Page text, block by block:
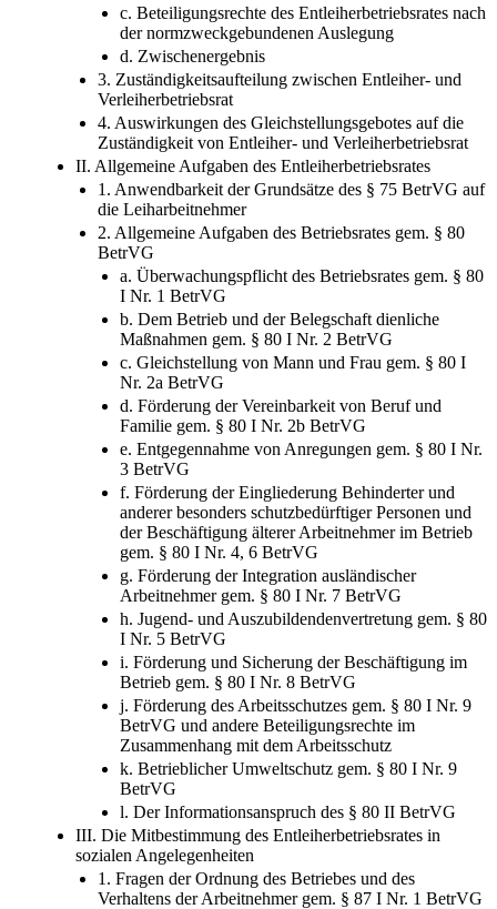
c. Beteiligungsrechte des Entleiherbetriebsrates nach
der normzweckgebundenen Auslegung
d. Zwischenergebnis
3. Zuständigkeitsaufteilung zwischen Entleiher- und
Verleiherbetriebsrat
4. Auswirkungen des Gleichstellungsgebotes auf die
Zuständigkeit von Entleiher- und Verleiherbetriebsrat
II. Allgemeine Aufgaben des Entleiherbetriebsrates
1. Anwendbarkeit der Grundsätze des § 75 BetrVG auf
die Leiharbeitnehmer
2. Allgemeine Aufgaben des Betriebsrates gem. § 80
BetrVG
a. Überwachungspflicht des Betriebsrates gem. § 80
I Nr. 1 BetrVG
b. Dem Betrieb und der Belegschaft dienliche
Maßnahmen gem. § 80 I Nr. 2 BetrVG
c. Gleichstellung von Mann und Frau gem. § 80 I
Nr. 2a BetrVG
d. Förderung der Vereinbarkeit von Beruf und
Familie gem. § 80 I Nr. 2b BetrVG
e. Entgegennahme von Anregungen gem. § 80 I Nr.
3 BetrVG
f. Förderung der Eingliederung Behinderter und
anderer besonders schutzbedürftiger Personen und
der Beschäftigung älterer Arbeitnehmer im Betrieb
gem. § 80 I Nr. 4, 6 BetrVG
g. Förderung der Integration ausländischer
Arbeitnehmer gem. § 80 I Nr. 7 BetrVG
h. Jugend- und Auszubildendenvertretung gem. § 80
I Nr. 5 BetrVG
i. Förderung und Sicherung der Beschäftigung im
Betrieb gem. § 80 I Nr. 8 BetrVG
j. Förderung des Arbeitsschutzes gem. § 80 I Nr. 9
BetrVG und andere Beteiligungsrechte im
Zusammenhang mit dem Arbeitsschutz
k. Betrieblicher Umweltschutz gem. § 80 I Nr. 9
BetrVG
l. Der Informationsanspruch des § 80 II BetrVG
III. Die Mitbestimmung des Entleiherbetriebsrates in
sozialen Angelegenheiten
1. Fragen der Ordnung des Betriebes und des
Verhaltens der Arbeitnehmer gem. § 87 I Nr. 1 BetrVG